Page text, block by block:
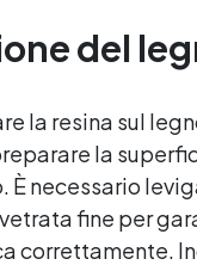
del
la resina sul
la
È necessario
fine per
correttamente.